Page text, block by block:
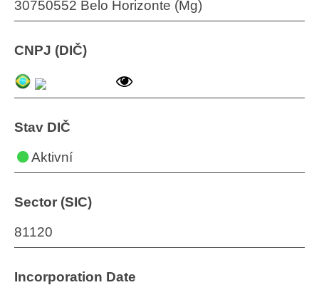
30750552 Belo Horizonte (Mg)
CNPJ (DIČ)
Stav DIČ
Aktivní
Sector (SIC)
81120
Incorporation Date